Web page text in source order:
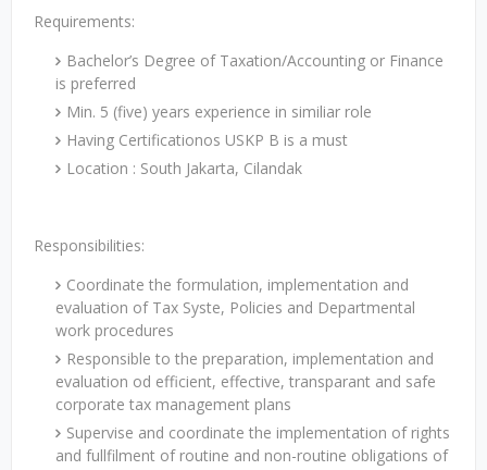
Requirements:
Bachelor’s Degree of Taxation/Accounting or Finance
is preferred
Min. 5 (five) years experience in similiar role
Having Certificationos USKP B is a must
Location : South Jakarta, Cilandak
Responsibilities:
Coordinate the formulation, implementation and
evaluation of Tax Syste, Policies and Departmental
work procedures
Responsible to the preparation, implementation and
evaluation od efficient, effective, transparant and safe
corporate tax management plans
Supervise and coordinate the implementation of rights
and fullfilment of routine and non-routine obligations of